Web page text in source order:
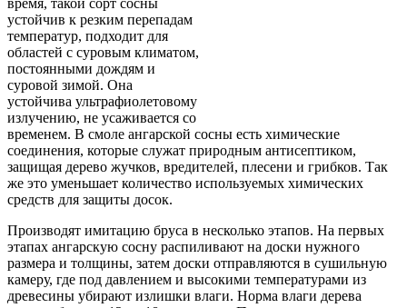
время, такой сорт сосны
устойчив к резким перепадам
температур, подходит для
областей с суровым климатом,
постоянными дождям и
суровой зимой. Она
устойчива ультрафиолетовому
излучению, не усаживается со
временем. В смоле ангарской сосны есть химические
соединения, которые служат природным антисептиком,
защищая дерево жучков, вредителей, плесени и грибков. Так
же это уменьшает количество используемых химических
средств для защиты досок.
Производят имитацию бруса в несколько этапов. На первых
этапах ангарскую сосну распиливают на доски нужного
размера и толщины, затем доски отправляются в сушильную
камеру, где под давлением и высокими температурами из
древесины убирают излишки влаги. Норма влаги дерева